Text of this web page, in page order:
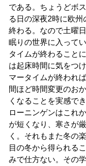
である。ちょうどボ
る日の深夜2時に欧
終わる。なので土曜
眠りの世界に入って
タイムが終わること
は起床時間に気をつ
マータイムが終われ
間ほど時間変更のお
くなることを実感で
ローニンゲンはこれ
が短くなり、寒さが
く。それもまた冬の
目の冬から得られる
みで仕方ない。その